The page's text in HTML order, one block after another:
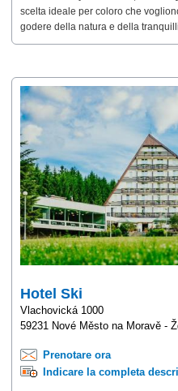
scelta ideale per coloro che
godere della natura e della
Hotel Ski
Vlachovická 1000
59231 Nové Město na Moravě -
Prenotare ora
Indicare la completa